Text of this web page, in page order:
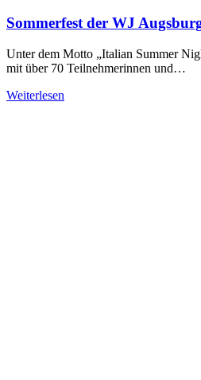
Sommerfest der WJ
Unter dem Motto „Italian Summer
mit über 70 Teilnehmerinnen und…
Weiterlesen